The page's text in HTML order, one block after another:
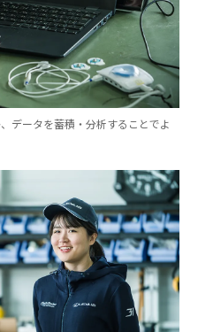
データを蓄積・分析することでよ